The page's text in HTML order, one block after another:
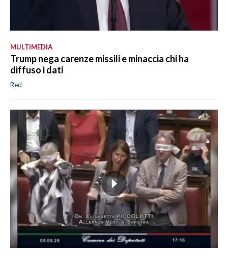
MULTIMEDIA
Trump nega carenze missili e minaccia chi ha
diffuso i dati
Red